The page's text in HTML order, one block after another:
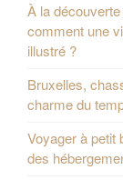
À la
comment une
illustré ?
Bruxelles,
charme du
Voyager à petit
des